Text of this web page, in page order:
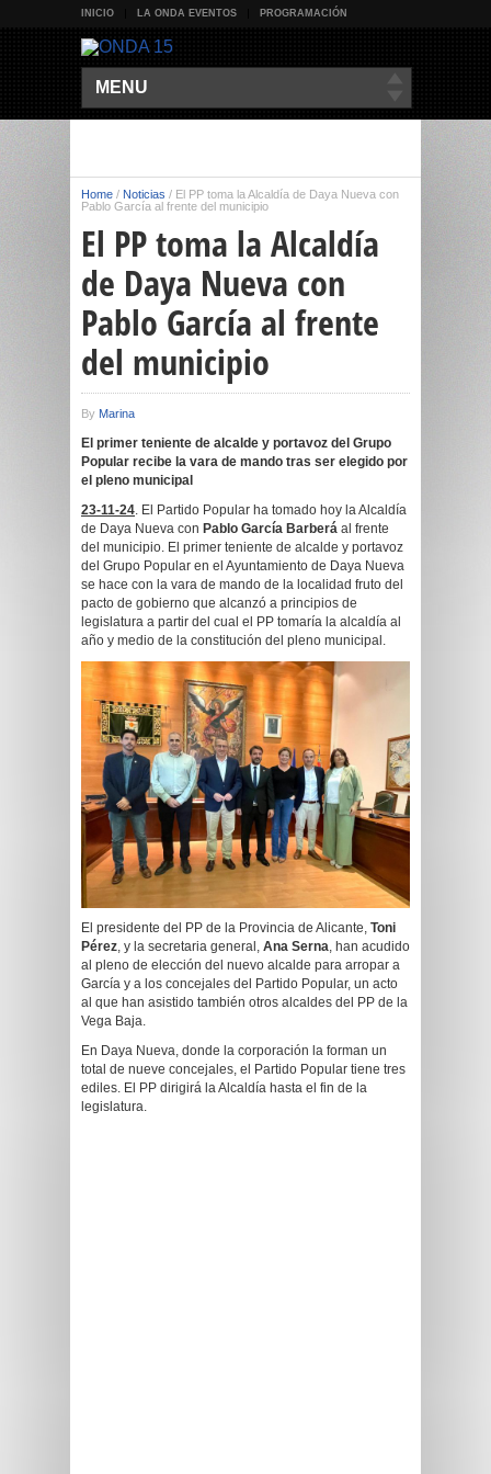
INICIO LA ONDA EVENTOS PROGRAMACIÓN
MENU
Home / Noticias / El PP toma la Alcaldía de Daya Nueva con
Pablo García al frente del municipio
El PP toma la Alcaldía
de Daya Nueva con
Pablo García al frente
del municipio
By Marina
El primer teniente de alcalde y portavoz del Grupo
Popular recibe la vara de mando tras ser elegido por
el pleno municipal
23-11-24. El Partido Popular ha tomado hoy la Alcaldía
de Daya Nueva con Pablo García Barberá al frente
del municipio. El primer teniente de alcalde y portavoz
del Grupo Popular en el Ayuntamiento de Daya Nueva
se hace con la vara de mando de la localidad fruto del
pacto de gobierno que alcanzó a principios de
legislatura a partir del cual el PP tomaría la alcaldía al
año y medio de la constitución del pleno municipal.
El presidente del PP de la Provincia de Alicante, Toni
Pérez, y la secretaria general, Ana Serna, han acudido
al pleno de elección del nuevo alcalde para arropar a
García y a los concejales del Partido Popular, un acto
al que han asistido también otros alcaldes del PP de la
Vega Baja.
En Daya Nueva, donde la corporación la forman un
total de nueve concejales, el Partido Popular tiene tres
ediles. El PP dirigirá la Alcaldía hasta el fin de la
legislatura.